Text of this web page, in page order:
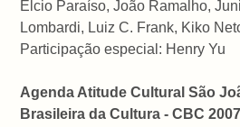
Élcio Paraíso, João Ramalho,
Lombardi, Luiz C. Frank, Kiko
Participação especial: Henry Yu
Agenda Atitude Cultural São
Brasileira da Cultura - CBC 2007